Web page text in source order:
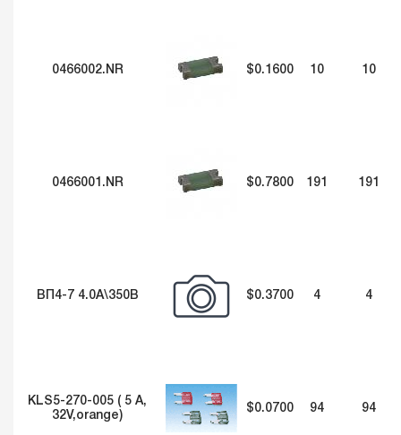
0466002.NR $0.1600 10 10
0466001.NR $0.7800 191 191
ВП4-7 4.0А\350В $0.3700 4 4
KLS5-270-005 ( 5 A,
32V,orange)
$0.0700 94 94